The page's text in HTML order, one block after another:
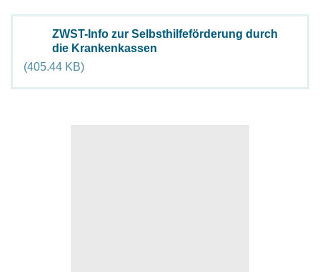
Document
ZWST-Info zur Selbsthilfeförderung durch
die Krankenkassen
(405.44 KB)